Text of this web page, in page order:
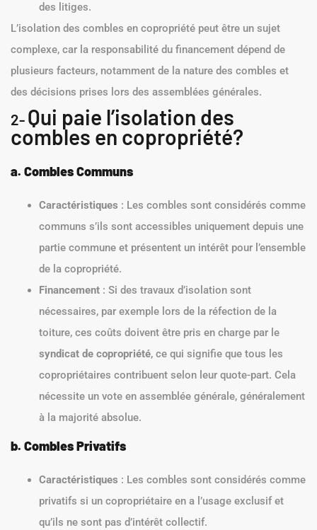
des litiges.
L’isolation des combles en copropriété peut être un sujet
complexe, car la responsabilité du financement dépend de
plusieurs facteurs, notamment de la nature des combles et
des décisions prises lors des assemblées générales.
2- Qui paie l’isolation des
combles en copropriété?
a. Combles Communs
Caractéristiques : Les combles sont considérés comme
communs s’ils sont accessibles uniquement depuis une
partie commune et présentent un intérêt pour l’ensemble
de la copropriété.
Financement : Si des travaux d’isolation sont
nécessaires, par exemple lors de la réfection de la
toiture, ces coûts doivent être pris en charge par le
syndicat de copropriété, ce qui signifie que tous les
copropriétaires contribuent selon leur quote-part. Cela
nécessite un vote en assemblée générale, généralement
à la majorité absolue.
b. Combles Privatifs
Caractéristiques : Les combles sont considérés comme
privatifs si un copropriétaire en a l’usage exclusif et
qu’ils ne sont pas d’intérêt collectif.